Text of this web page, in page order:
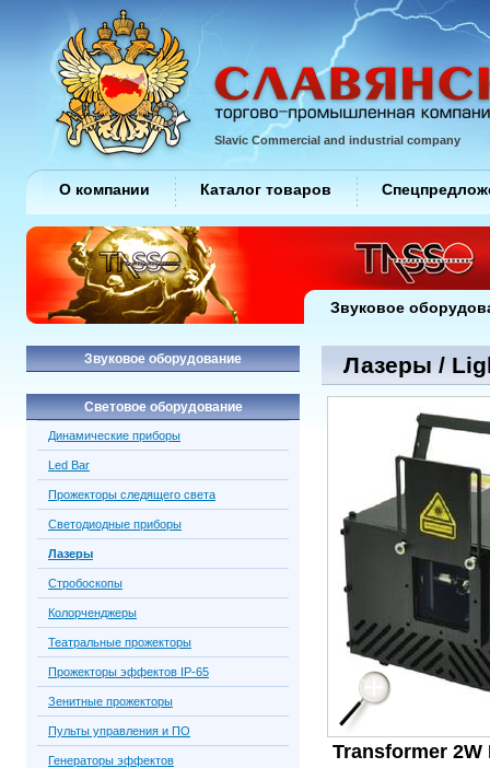
Лазеры /
Transformer 2W
Звуковое оборудование
Световое оборудование
Динамические приборы
Led Bar
Прожекторы следящего света
Светодиодные приборы
Лазеры
Стробоскопы
Колорченджеры
Театральные прожекторы
Прожекторы эффектов IP-65
Зенитные прожекторы
Пульты управления и ПО
Генераторы эффектов
Slavic Commercial and industrial company
О компании Каталог товаров
Звуковое